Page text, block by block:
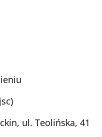
ul. Teolińska, 41